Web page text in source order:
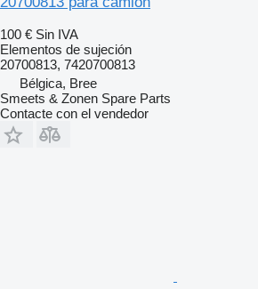
100 € Sin IVA
Elementos de sujeción
20700813, 7420700813
Bélgica, Bree
Smeets & Zonen Spare Parts
Contacte con el vendedor